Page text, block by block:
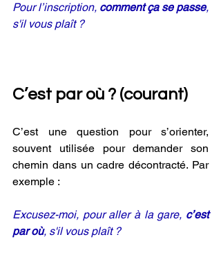
Pour l’inscription, comment ça se passe,
s'il vous plaît ?
C’est par où ? (courant)
C’est une question pour s’orienter,
souvent utilisée pour demander son
chemin dans un cadre décontracté. Par
exemple :
Excusez-moi, pour aller à la gare, c’est
par où, s'il vous plaît ?